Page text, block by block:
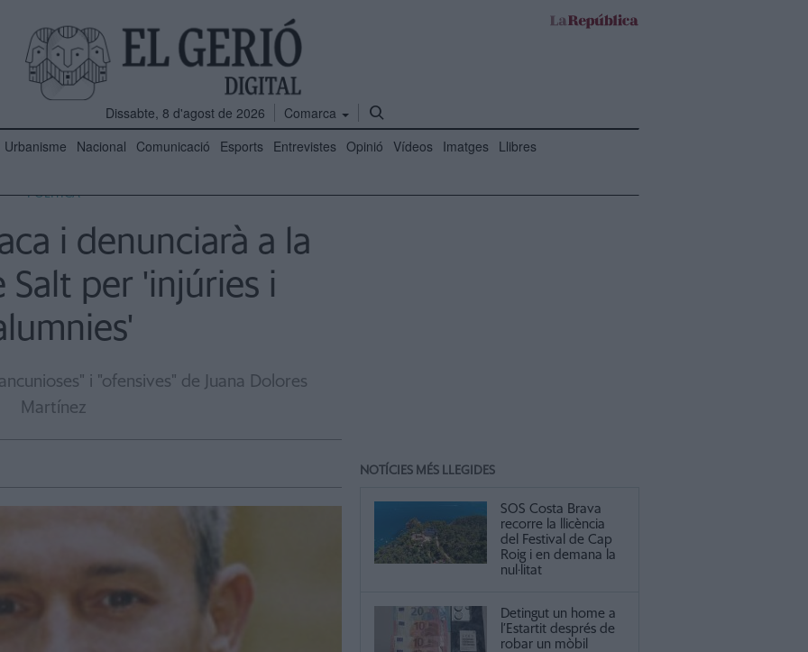
Dissabte, 8 d'agost de 2026
Comarca
Urbanisme Nacional Comunicació Esports Entrevistes Opinió Vídeos Imatges Llibres
POLÍTICA
i denunciarà a la
Salt per 'injúries i
i "ofensives" de Juana Dolores
Martínez
NOTÍCIES MÉS LLEGIDES
SOS Costa Brava
recorre la llicència
del Festival de Cap
Roig i en demana la
nul·litat
Detingut un home a
l’Estartit després de
robar un mòbil